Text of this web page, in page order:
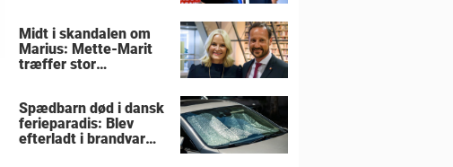
Midt i skandalen om
Marius: Mette-Marit
træffer stor
Spædbarn død i dansk
ferieparadis: Blev
efterladt i brandvarm